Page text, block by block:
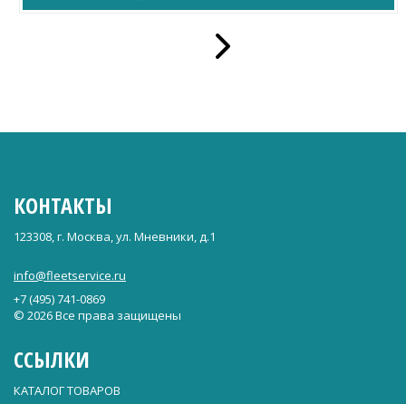
КОНТАКТЫ
123308, г. Москва, ул. Мневники, д.1
info@fleetservice.ru
+7 (495) 741-0869
© 2026 Все права защищены
ССЫЛКИ
КАТАЛОГ ТОВАРОВ